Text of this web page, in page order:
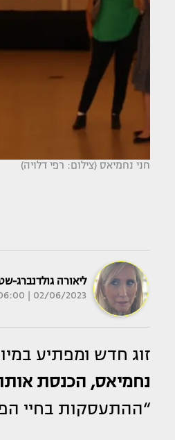
חני נחמיאס (צילום: רפי דלויה)
ליאורה גולדנברג-
02/06/2023 | 06:00
זוג חדש ומפתיע
נחמיאס, הכנסת
“ההתעסקות בחיי